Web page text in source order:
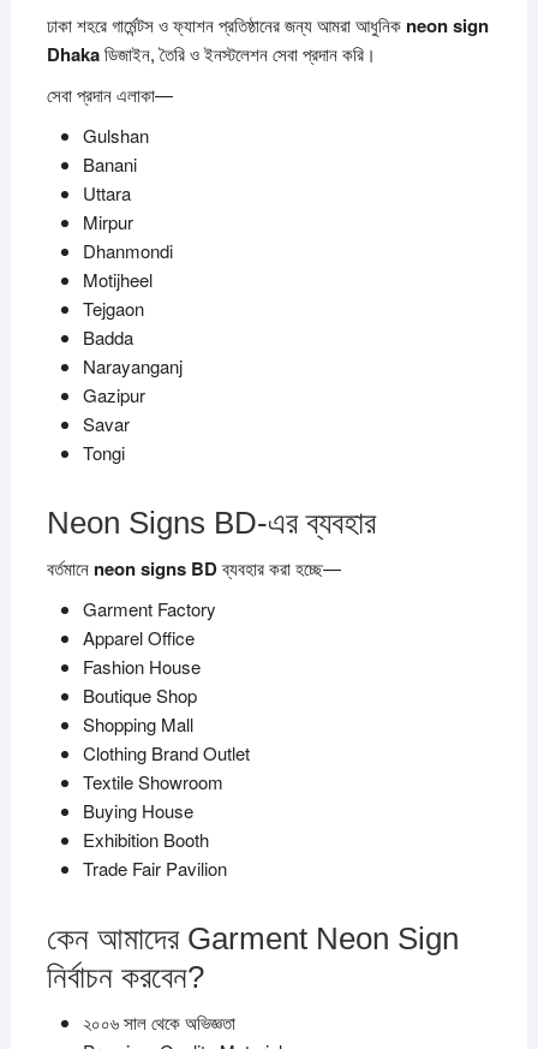
ঢাকা শহরে গার্মেন্টস ও ফ্যাশন প্রতিষ্ঠানের জন্য আমরা আধুনিক neon sign
Dhakaডিজাইন, তৈরি ও ইনস্টলেশন সেবা প্রদান করি।
সেবা প্রদান এলাকা—
Gulshan
Banani
Uttara
Mirpur
Dhanmondi
Motijheel
Tejgaon
Badda
Narayanganj
Gazipur
Savar
Tongi
Neon Signs BD-এর ব্যবহার
বর্তমানে neon signs BDব্যবহার করা হচ্ছে—
Garment Factory
Apparel Office
Fashion House
Boutique Shop
Shopping Mall
Clothing Brand Outlet
Textile Showroom
Buying House
Exhibition Booth
Trade Fair Pavilion
কেন আমাদের Garment Neon Sign
নির্বাচন করবেন?
২০০৬ সাল থেকে অভিজ্ঞতা